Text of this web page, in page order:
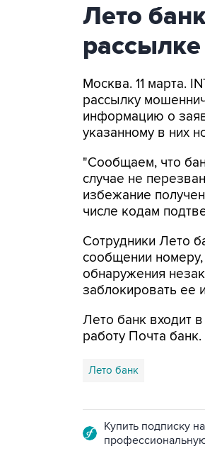
Лето
Москва. 11 марта.
рассылку
информацию о
указанному в них
"Сообщаем, что
случае не
избежание
числе кодам
Сотрудники Лето
сообщении номеру,
обнаружения
заблокировать ее
Лето банк входит
работу Почта банк.
Лето банк
Купить подписку на